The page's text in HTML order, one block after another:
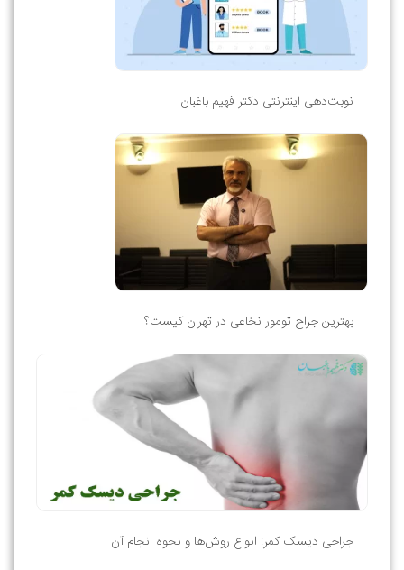
نوبت‌دهی اینترنتی دکتر فهیم باغبان
بهترین جراح تومور نخاعی در تهران کیست؟
جراحی دیسک کمر: انواع روش‌ها و نحوه انجام آن